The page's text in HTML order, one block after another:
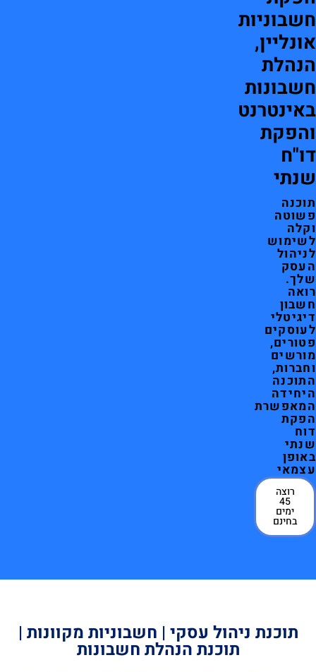
חשבוניות
אונליין,
הנהלת
חשבונות
באינטרנט
והפקת
דו"ח
שנתי
תוכנה
פשוטה
וקלה
לשימוש
לניהול
העסק
שלך.
רואה
חשבון
דיגיטלי
לעוסקים
פטורים,
מורשים
וחברות,
התוכנה
היחידה
המאפשרת
הפקת
דוח
שנתי
באופן
עצמאי
רוצה
45
ימים
בחינם
תוכנת ניהול עסקי | חשבוניות מקוונות |
תוכנת הנהלת חשבונות